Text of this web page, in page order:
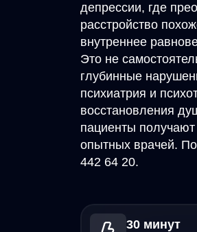
депрессии, где
расстройство
внутреннее
Это не
глубинные
психиатрия и
восстановления
пациенты
опытных врачей.
442 64 20.
30 минут